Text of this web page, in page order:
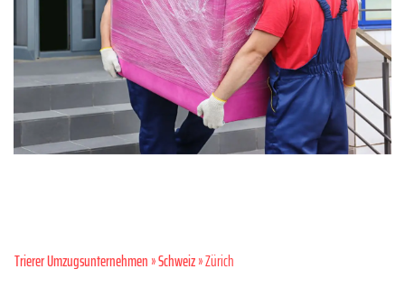
Trierer Umzugsunternehmen»Schweiz» Zürich